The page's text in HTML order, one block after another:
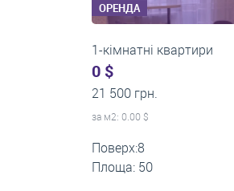
ОРЕНДА
1-кімнатні квартири
0 $
13 000 грн.
за м2: 0.00 $
Поверх:3
Площа: 40